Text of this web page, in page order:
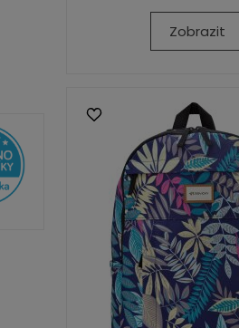
Zobrazit